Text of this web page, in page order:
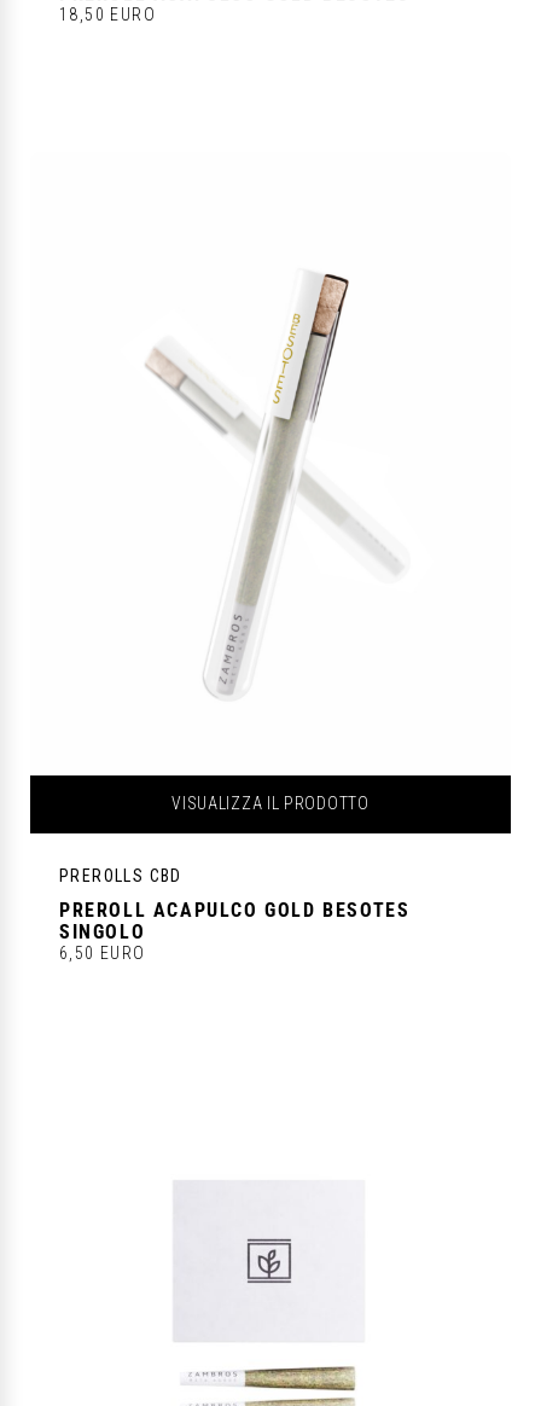
18,50 EURO
VISUALIZZA IL PRODOTTO
PREROLLS CBD
PREROLL ACAPULCO GOLD BESOTES
SINGOLO
6,50 EURO